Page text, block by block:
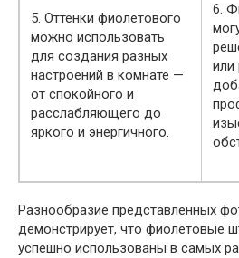
5. Оттенки фиолетового
можно использовать
для создания разных
настроений в комнате —
от спокойного и
расслабляющего до
яркого и энергичного.
6.
или
Разнообразие представленных
демонстрирует, что фиолетовые
успешно использованы в самых